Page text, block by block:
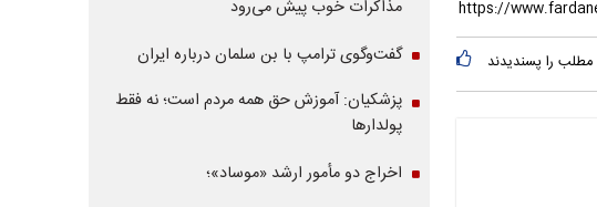
مطلب را پسندیدند
مذاکرات خوب پیش می‌رود
گفت‌وگوی ترامپ با بن سلمان درباره ایران
پزشکیان: آموزش حق همه مردم است؛ نه فقط
پولدارها
اخراج دو مأمور ارشد «موساد»؛